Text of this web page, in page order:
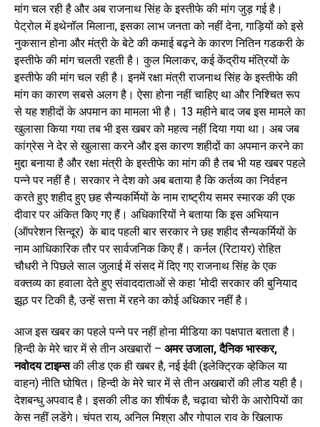
मांग चल रही है और अब राजनाथ सिंह के इस्तीफे की मांग जुड़ गई है।
पेट्रोल में इथेनॉल मिलाना, इसका लाभ जनता को नहीं देना, गाड़ियों को इसे
नुकसान होना और मंत्री के बेटे की कमाई बढ़ने के कारण नितिन गडकरी के
इस्तीफे की मांग चलती रहती है। कुल मिलाकर, कई केंद्रीय मंत्रियों के
इस्तीफे की मांग चल रही है। इनमें रक्षा मंत्री राजनाथ सिंह के इस्तीफे की
मांग का कारण सबसे अलग है। ऐसा होना नहीं चाहिए था और निश्चित रूप
से यह शहीदों के अपमान का मामला भी है। 13 महीने बाद जब इस मामले का
खुलासा किया गया तब भी इस खबर को महत्व नहीं दिया गया था। अब जब
कांग्रेस ने देर से खुलासा करने और इस कारण शहीदों का अपमान करने का
मुद्दा बनाया है और रक्षा मंत्री के इस्तीफे का मांग की है तब भी यह खबर पहले
पन्ने पर नहीं है। सरकार ने देश को अब बताया है कि कर्तव्य का निर्वहन
करते हुए शहीद हुए छह सैन्यकर्मियों के नाम राष्ट्रीय समर स्मारक की एक
दीवार पर अंकित किए गए हैं। अधिकारियों ने बताया कि इस अभियान
(ऑपरेशन सिन्दूर) के बाद पहली बार सरकार ने छह शहीद सैन्यकर्मियों के
नाम आधिकारिक तौर पर सार्वजनिक किए हैं। कर्नल (रिटायर) रोहित
चौधरी ने पिछले साल जुलाई में संसद में दिए गए राजनाथ सिंह के एक
वक्तव्य का हवाला देते हुए संवाददाताओं से कहा ‘मोदी सरकार की बुनियाद
झूठ पर टिकी है, उन्हें सत्ता में रहने का कोई अधिकार नहीं है।
आज इस खबर का पहले पन्ने पर नहीं होना मीडिया का पक्षपात बताता है।
हिन्दी के मेरे चार में से तीन अखबारों – अमर उजाला, दैनिक भास्कर,
नवोदय टाइम्सकी लीड एक ही खबर है, नई ईवी (इलेक्ट्रिक व्हेकिल या
वाहन) नीति घोषित। हिन्दी के मेरे चार में से तीन अखबारों की लीड यही है।
देशबन्धु अपवाद है। इसकी लीड का शीर्षक है, चढ़ावा चोरी के आरोपियों का
केस नहीं लडेंगे। चंपत राय, अनिल मिश्रा और गोपाल राव के खिलाफ